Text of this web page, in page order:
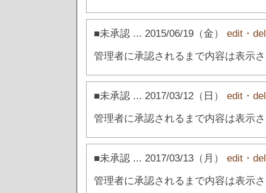
■未承認 ... 2015/06/19（金） edit・
管理者に承認されるまで内容は表示
■未承認 ... 2017/03/12（日） edit・
管理者に承認されるまで内容は表示
■未承認 ... 2017/03/13（月） edit・
管理者に承認されるまで内容は表示